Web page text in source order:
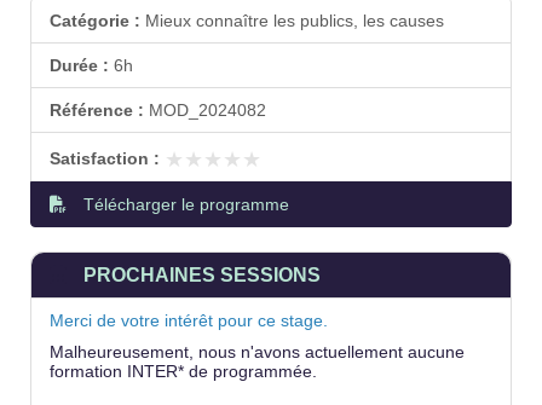
Catégorie : Mieux connaître les publics, les causes
Durée : 6h
Référence : MOD_2024082
Satisfaction : ★★★★★
★★★★★
Télécharger le programme
PROCHAINES SESSIONS
Merci de votre intérêt pour ce stage.
Malheureusement, nous n'avons actuellement aucune
formation INTER* de programmée.